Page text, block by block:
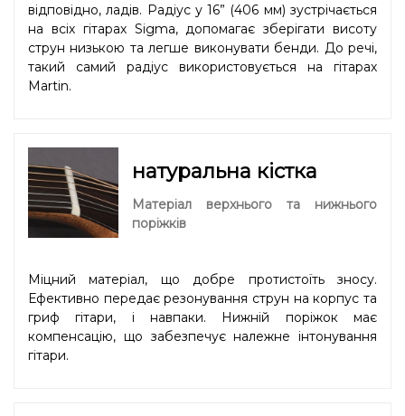
відповідно, ладів. Радіус у 16” (406 мм) зустрічається
на всіх гітарах Sigma, допомагає зберігати висоту
струн низькою та легше виконувати бенди. До речі,
такий самий радіус використовується на гітарах
Martin.
натуральна кістка
Матеріал верхнього та нижнього
поріжків
Міцний матеріал, що добре протистоїть зносу.
Ефективно передає резонування струн на корпус та
гриф гітари, і навпаки. Нижній поріжок має
компенсацію, що забезпечує належне інтонування
гітари.